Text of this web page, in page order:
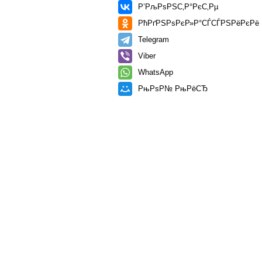
Р’РљРѕРЅС‚Р°РєС‚Рµ
РћРґРЅРѕРєР»Р°СЃСЃРЅРёРєРё
Telegram
Viber
WhatsApp
РњРѕР№ РњРёСЂ